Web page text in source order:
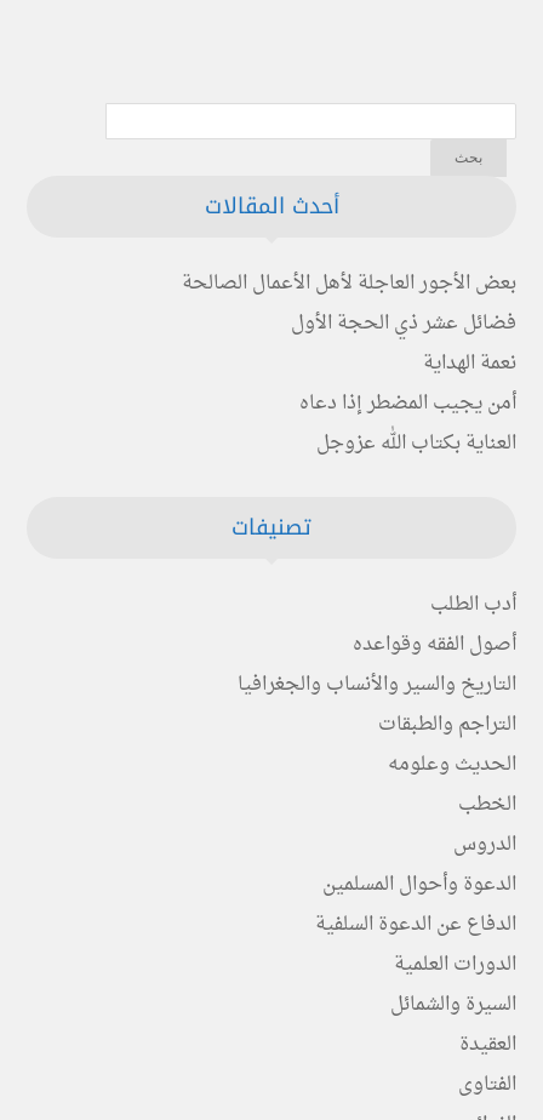
أحدث المقالات
بعض الأجور العاجلة لأهل الأعمال الصالحة
فضائل عشر ذي الحجة الأول
نعمة الهداية
أمن يجيب المضطر إذا دعاه
العناية بكتاب الله عزوجل
تصنيفات
أدب الطلب
أصول الفقه وقواعده
التاريخ والسير والأنساب والجغرافيا
التراجم والطبقات
الحديث وعلومه
الخطب
الدروس
الدعوة وأحوال المسلمين
الدفاع عن الدعوة السلفية
الدورات العلمية
السيرة والشمائل
العقيدة
الفتاوى